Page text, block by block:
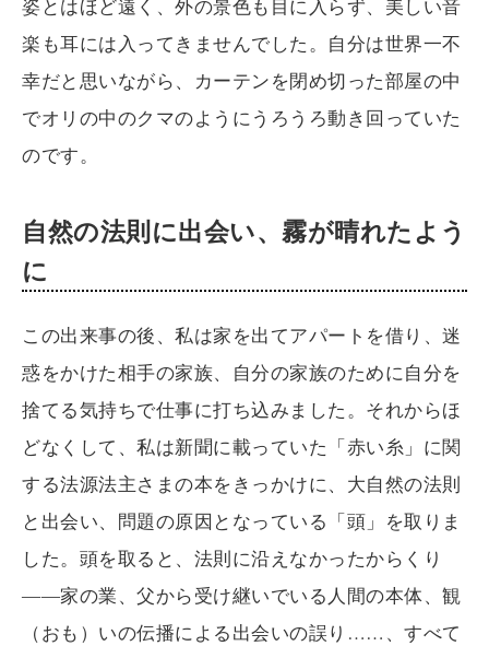
姿とはほど遠く、外の景色も目に入らず、美しい音
楽も耳には入ってきませんでした。自分は世界一不
幸だと思いながら、カーテンを閉め切った部屋の中
でオリの中のクマのようにうろうろ動き回っていた
のです。
自然の法則に出会い、霧が晴れたよう
に
この出来事の後、私は家を出てアパートを借り、迷
惑をかけた相手の家族、自分の家族のために自分を
捨てる気持ちで仕事に打ち込みました。それからほ
どなくして、私は新聞に載っていた「赤い糸」に関
する法源法主さまの本をきっかけに、大自然の法則
と出会い、問題の原因となっている「頭」を取りま
した。頭を取ると、法則に沿えなかったからくり
――家の業、父から受け継いでいる人間の本体、観
（おも）いの伝播による出会いの誤り……、すべて